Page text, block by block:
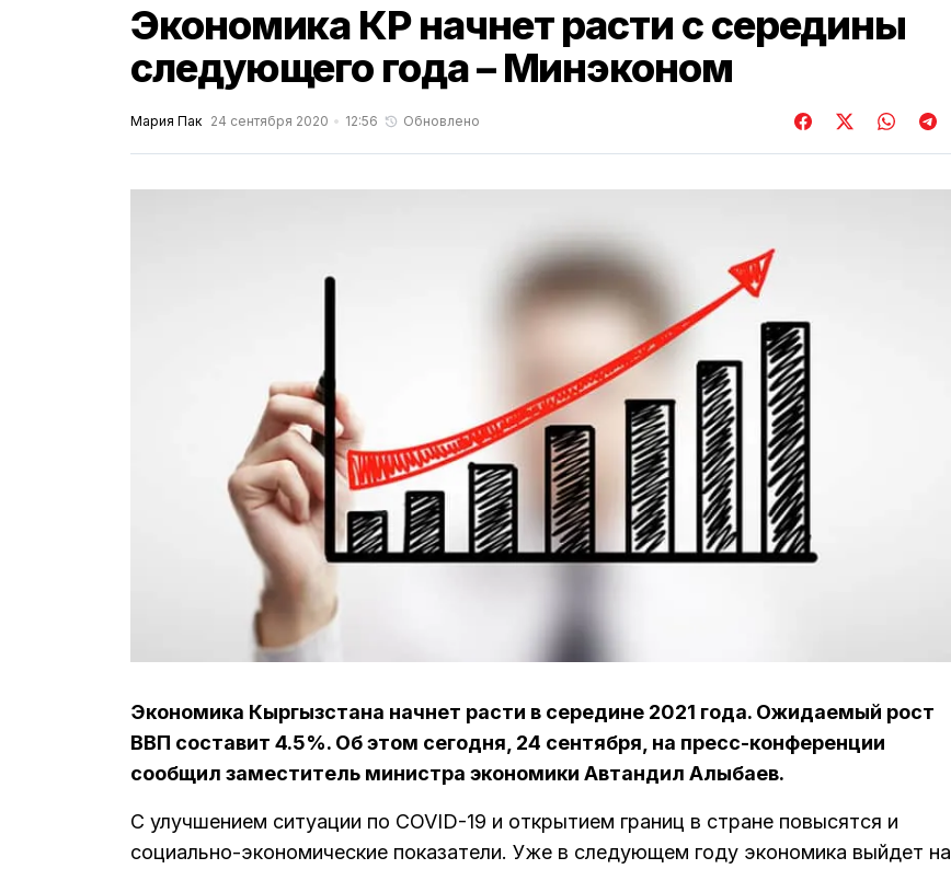
Экономика КР начнет расти с середины
следующего года – Минэконом
Мария Пак 24 сентября 2020 12:56 Обновлено
Экономика Кыргызстана начнет расти в середине 2021 года. Ожидаемый рост
ВВП составит 4.5%. Об этом сегодня, 24 сентября, на пресс-конференции
сообщил заместитель министра экономики Автандил Алыбаев.
С улучшением ситуации по COVID-19 и открытием границ в стране повысятся и
социально-экономические показатели. Уже в следующем году экономика выйдет на